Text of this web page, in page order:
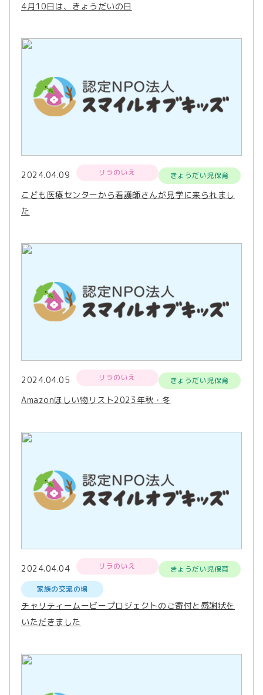
4月10日は、きょうだいの日
2024.04.09 リラのいえ きょうだい児保育
こども医療センターから看護師さんが見学に来られまし
た
2024.04.05 リラのいえ きょうだい児保育
Amazonほしい物リスト2023年秋・冬
2024.04.04 リラのいえ
きょうだい児保育
家族の交流の場
チャリティームービープロジェクトのご寄付と感謝状を
いただきました